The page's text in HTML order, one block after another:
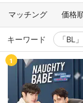
マッチング 価格
キーワード 「BL
1